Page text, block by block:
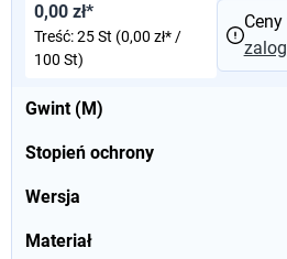
Gwint (M)
Stopień ochrony
Wersja
Materiał
0,00 zł*
Treść:25 St (0,00 zł* /
100 St)